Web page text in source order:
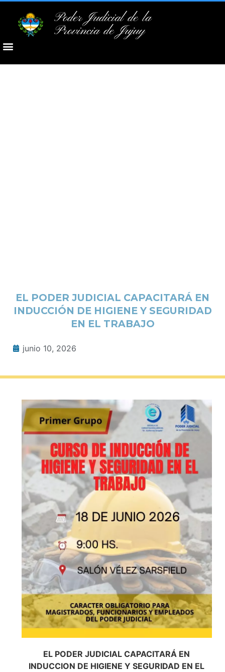
Poder Judicial de la
Provincia de Jujuy
EL PODER JUDICIAL CAPACITARÁ EN
INDUCCIÓN DE HIGIENE Y SEGURIDAD
EN EL TRABAJO
junio 10, 2026
EL PODER JUDICIAL CAPACITARÁ EN
INDUCCION DE HIGIENE Y SEGURIDAD EN EL